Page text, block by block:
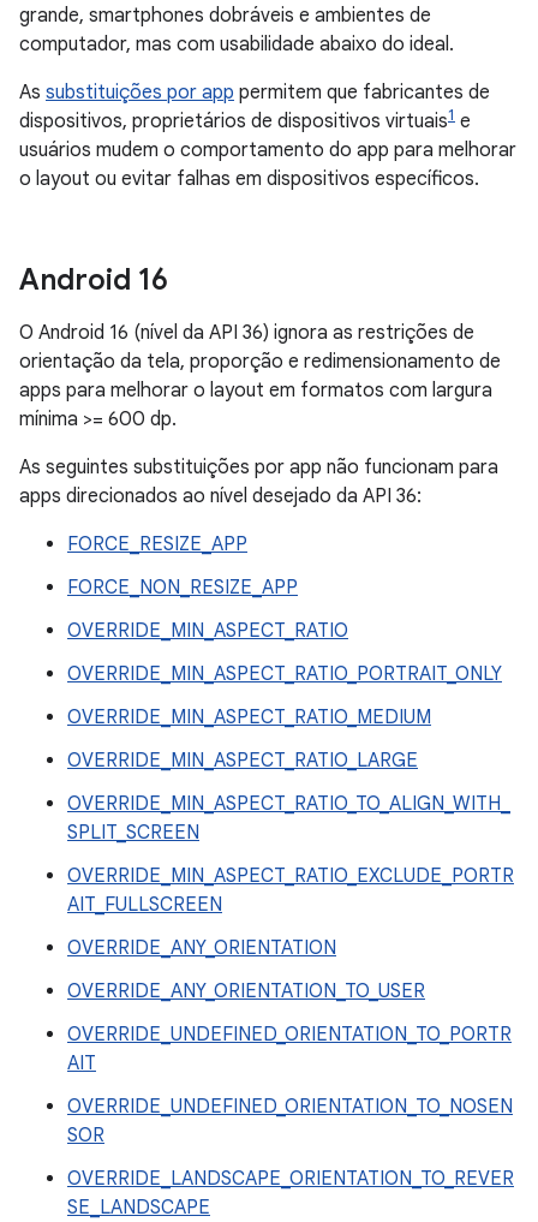
grande, smartphones dobráveis e ambientes de
computador, mas com usabilidade abaixo do ideal.
As substituições por app permitem que fabricantes de
dispositivos, proprietários de dispositivos virtuais1 e
usuários mudem o comportamento do app para melhorar
o layout ou evitar falhas em dispositivos específicos.
Android 16
O Android 16 (nível da API 36) ignora as restrições de
orientação da tela, proporção e redimensionamento de
apps para melhorar o layout em formatos com largura
mínima >= 600 dp.
As seguintes substituições por app não funcionam para
apps direcionados ao nível desejado da API 36:
FORCE_RESIZE_APP
FORCE_NON_RESIZE_APP
OVERRIDE_MIN_ASPECT_RATIO
OVERRIDE_MIN_ASPECT_RATIO_PORTRAIT_ONLY
OVERRIDE_MIN_ASPECT_RATIO_MEDIUM
OVERRIDE_MIN_ASPECT_RATIO_LARGE
OVERRIDE_MIN_ASPECT_RATIO_TO_ALIGN_WITH_
SPLIT_SCREEN
OVERRIDE_MIN_ASPECT_RATIO_EXCLUDE_PORTR
AIT_FULLSCREEN
OVERRIDE_ANY_ORIENTATION
OVERRIDE_ANY_ORIENTATION_TO_USER
OVERRIDE_UNDEFINED_ORIENTATION_TO_PORTR
AIT
OVERRIDE_UNDEFINED_ORIENTATION_TO_NOSEN
SOR
OVERRIDE_LANDSCAPE_ORIENTATION_TO_REVER
SE_LANDSCAPE